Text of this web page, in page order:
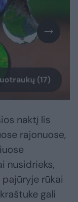
(17)
naktį lis
rajonuose,
nusidrieks,
rūkai
gali